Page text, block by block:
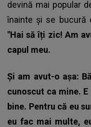
devină mai popular
înainte și se bucură
"Hai să îți zic! Am
capul meu.
Și am avut-o așa:
cunoscut ca mine. E
bine. Pentru că eu
eu fac mai multe,